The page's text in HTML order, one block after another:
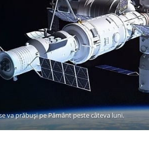
va prăbuși pe Pământ peste câteva luni.